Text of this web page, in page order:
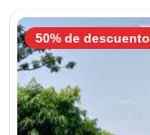
50% de descuento